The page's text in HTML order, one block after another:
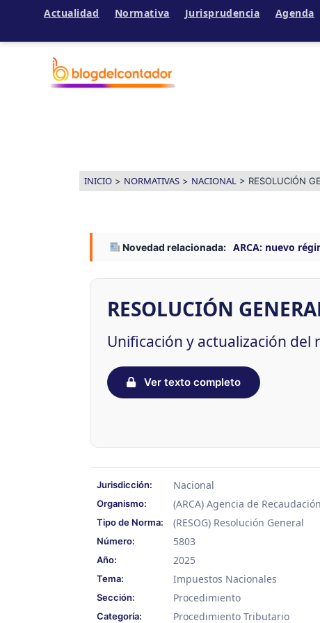
Actualidad Normativa Jurisprudencia Agenda
INICIO > NORMATIVAS > NACIONAL > RESOLUCIÓN
Novedad relacionada: ARCA: nuevo
RESOLUCIÓN
Unificación y actualización
Ver texto completo
Jurisdicción: Nacional
Organismo: (ARCA) Agencia de
Tipo de Norma: (RESOG) Resolución General
Número: 5803
Año: 2025
Tema: Impuestos Nacionales
Sección: Procedimiento
Categoría: Procedimiento Tributario